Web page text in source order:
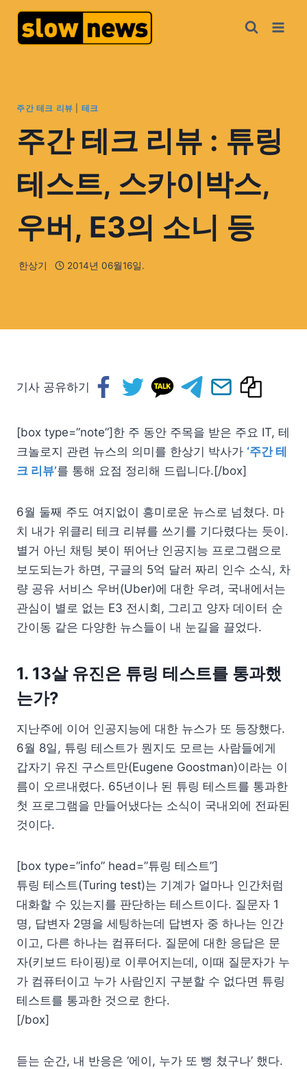
주간 테크 리뷰 테크
주간 테크 리뷰 : 튜링
테스트, 스카이박스,
우버, E3의 소니 등
한상기 2014년 06월16일.
기사 공유하기
[box type=”note”]한 주 동안 주목을 받은 주요 IT, 테
크놀로지 관련 뉴스의 의미를 한상기 박사가 ‘주간 테
크 리뷰’를 통해 요점 정리해 드립니다.[/box]
6월 둘째 주도 여지없이 흥미로운 뉴스로 넘쳤다. 마
치 내가 위클리 테크 리뷰를 쓰기를 기다렸다는 듯이.
별거 아닌 채팅 봇이 뛰어난 인공지능 프로그램으로
보도되는가 하면, 구글의 5억 달러 짜리 인수 소식, 차
량 공유 서비스 우버(Uber)에 대한 우려, 국내에서는
관심이 별로 없는 E3 전시회, 그리고 양자 데이터 순
간이동 같은 다양한 뉴스들이 내 눈길을 끌었다.
1. 13살 유진은 튜링 테스트를 통과했
는가?
지난주에 이어 인공지능에 대한 뉴스가 또 등장했다.
6월 8일, 튜링 테스트가 뭔지도 모르는 사람들에게
갑자기 유진 구스트만(Eugene Goostman)이라는 이
름이 오르내렸다. 65년이나 된 튜링 테스트를 통과한
첫 프로그램을 만들어냈다는 소식이 국내외에 전파된
것이다.
[box type=”info” head=”튜링 테스트”]
튜링 테스트(Turing test)는 기계가 얼마나 인간처럼
대화할 수 있는지를 판단하는 테스트이다. 질문자 1
명, 답변자 2명을 세팅하는데 답변자 중 하나는 인간
이고, 다른 하나는 컴퓨터다. 질문에 대한 응답은 문
자(키보드 타이핑)로 이루어지는데, 이때 질문자가 누
가 컴퓨터이고 누가 사람인지 구분할 수 없다면 튜링
테스트를 통과한 것으로 한다.
[/box]
듣는 순간, 내 반응은 ‘에이, 누가 또 뻥 쳤구나’ 했다.